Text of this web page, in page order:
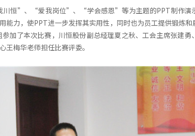
川恒”、“爱我岗位”、“学会感恩”等为主题的PPT制作演
能力，使PPT进一步发挥其实用性，同时也为员工提供锻炼
加了本次比赛，川恒股份副总经理夏之秋、工会主席张建勇
王梅华老师担任比赛评委。